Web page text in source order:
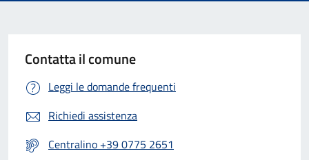
Contatta il comune
Leggi le domande frequenti
Richiedi assistenza
Centralino +39 0775 2651